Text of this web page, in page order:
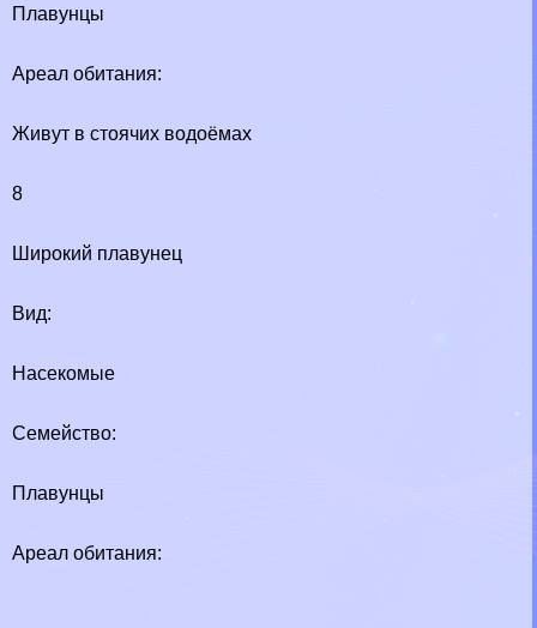
Плавунцы
Ареал обитания:
Живут в стоячих водоёмах
8
Широкий плавунец
Вид:
Насекомые
Семейство:
Плавунцы
Ареал обитания: